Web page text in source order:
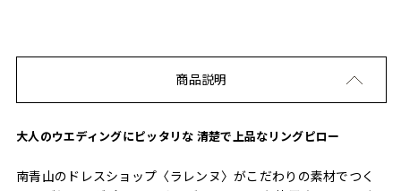
商品説明
大人のウエディングにピッタリな 清楚で上品なリングピロー
南青山のドレスショップ〈ラレンヌ〉がこだわりの素材でつく